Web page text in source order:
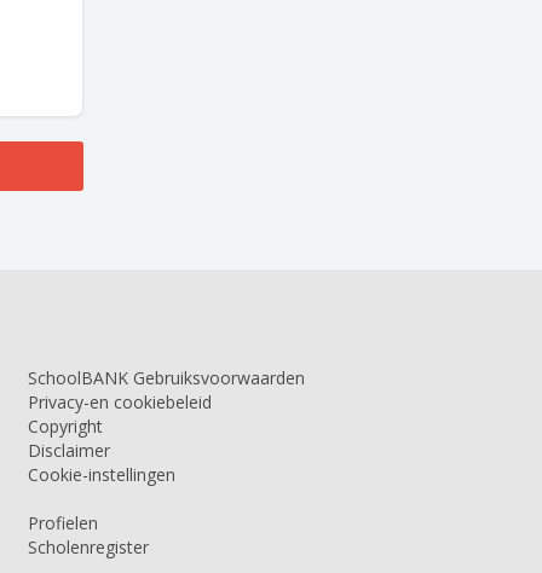
SchoolBANK Gebruiksvoorwaarden
Privacy-en cookiebeleid
Copyright
Disclaimer
Cookie-instellingen
Profielen
Scholenregister